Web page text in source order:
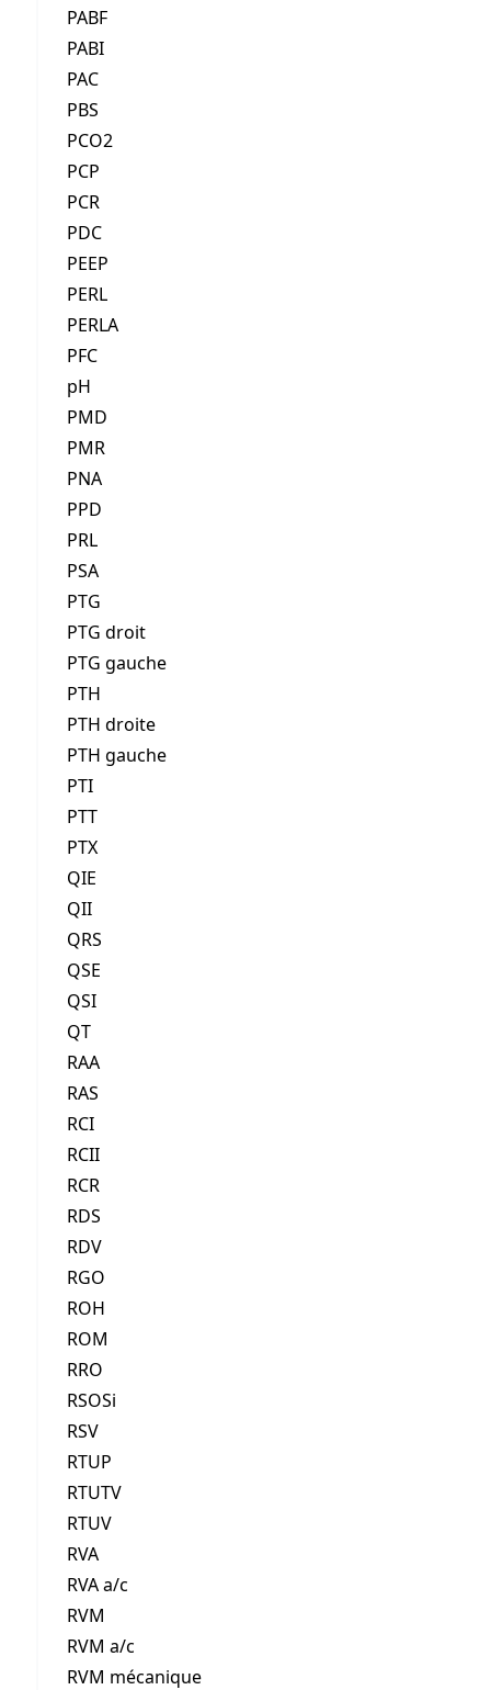
PABF
PABI
PAC
PBS
PCO2
PCP
PCR
PDC
PEEP
PERL
PERLA
PFC
pH
PMD
PMR
PNA
PPD
PRL
PSA
PTG
PTG droit
PTG gauche
PTH
PTH droite
PTH gauche
PTI
PTT
PTX
QIE
QII
QRS
QSE
QSI
QT
RAA
RAS
RCI
RCII
RCR
RDS
RDV
RGO
ROH
ROM
RRO
RSOSi
RSV
RTUP
RTUTV
RTUV
RVA
RVA a/c
RVM
RVM a/c
RVM mécanique